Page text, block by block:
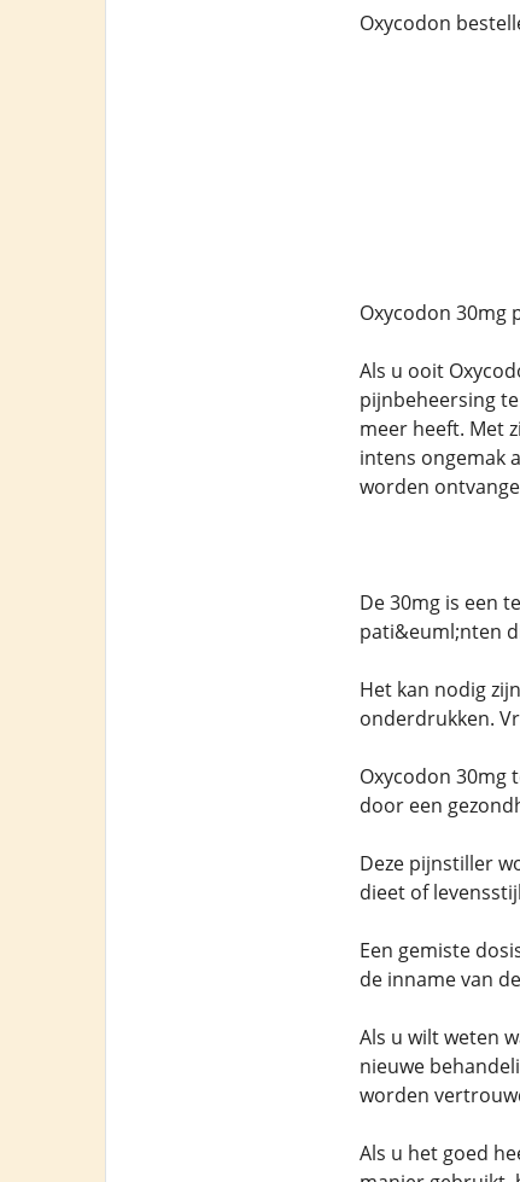
Oxycodon
Oxycodon 30mg
Als u ooit
pijnbeheersing
meer heeft. Met
intens ongemak
worden
De 30mg is een
pati&euml;nten
Het kan nodig
onderdrukken.
Oxycodon 30mg
door een
Deze pijnstiller
dieet of
Een gemiste
de inname van
Als u wilt weten
nieuwe
worden
Als u het goed